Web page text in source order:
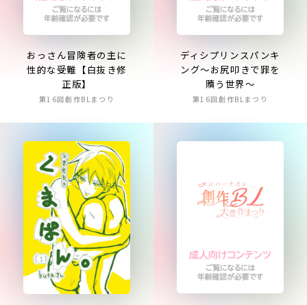
おっさん冒険者の主に
性的な受難【白抜き修
正版】
第16回創作BLまつり
ディシプリンスパンキ
ング～お尻叩きで罪を
贖う世界～
第16回創作BLまつり